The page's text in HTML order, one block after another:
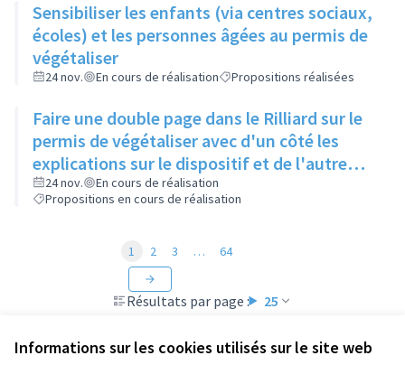
Informations sur les cookies utilisés sur le site web
Sensibiliser les enfants (via centres sociaux,
écoles) et les personnes âgées au permis de
végétaliser
24 nov. En cours de réalisation Propositions réalisées
Faire une double page dans le Rilliard sur le
permis de végétaliser avec d'un côté les
explications sur le dispositif et de l'autre
côté des exemples concrets de lieux à
investir
24 nov.
En cours de réalisation
Propositions en cours de réalisation
Résultats par page : 25
1 2 3 … 64